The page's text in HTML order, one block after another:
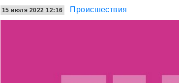
15 июля 2022 12:16 Происшествия